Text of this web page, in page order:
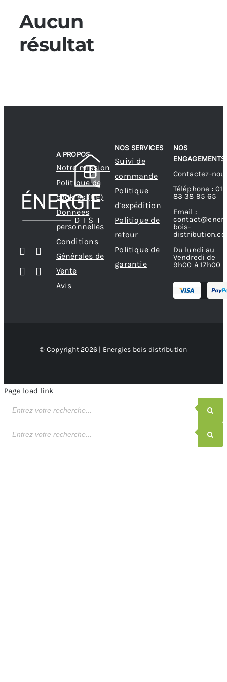
Poêles et chaudières
Aucun
résultat
A PROPOS
Notre mission
Politique de
cookies (UE)
Données
personnelles
Conditions
Générales de
Vente
Avis
NOS SERVICES
Suivi de
commande
Politique
d’expédition
Politique de
retour
Politique de
garantie
NOS
ENGAGEMENTS
Contactez-
Téléphone : 01
83 38 95 65
Email :
bois-
Du lundi au
Vendredi de
9h00 à 17h00
© Copyright 2026 | Energies bois distribution
Page load link
de
de